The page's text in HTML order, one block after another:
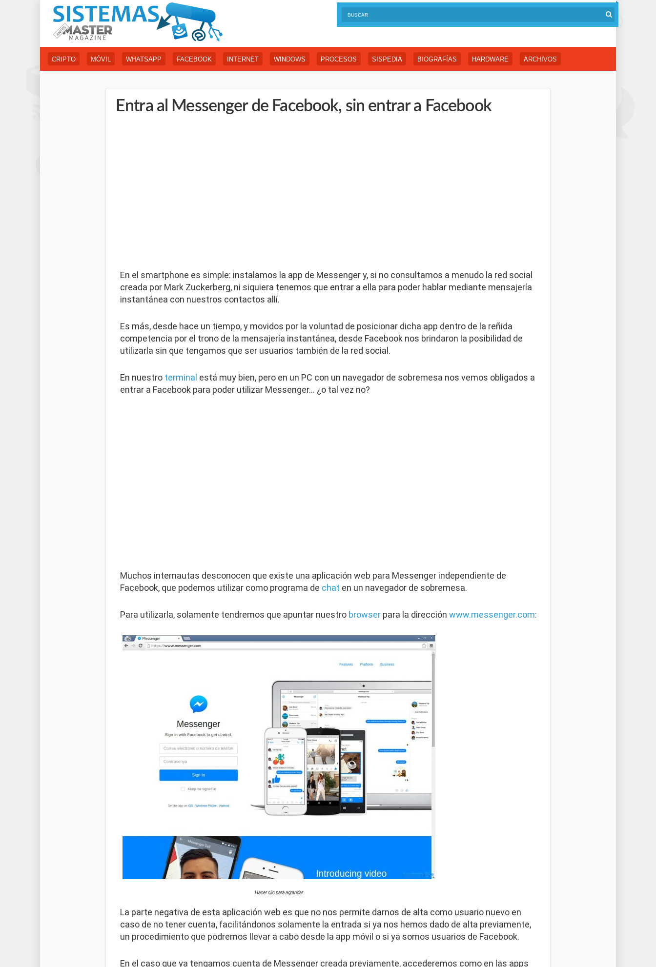
CRIPTO MÓVIL WHATSAPP FACEBOOK INTERNET WINDOWS PROCESOS SISPEDIA BIOGRAFÍAS HARDWARE ARCHIVOS
Entra al Messenger de Facebook, sin entrar a Facebook
En el smartphone es simple: instalamos la app de Messenger y, si no consultamos a menudo la red social
creada por Mark Zuckerberg, ni siquiera tenemos que entrar a ella para poder hablar mediante mensajería
instantánea con nuestros contactos allí.
Es más, desde hace un tiempo, y movidos por la voluntad de posicionar dicha app dentro de la reñida
competencia por el trono de la mensajería instantánea, desde Facebook nos brindaron la posibilidad de
utilizarla sin que tengamos que ser usuarios también de la red social.
En nuestro terminal está muy bien, pero en un PC con un navegador de sobremesa nos vemos obligados a
entrar a Facebook para poder utilizar Messenger… ¿o tal vez no?
Muchos internautas desconocen que existe una aplicación web para Messenger independiente de
Facebook, que podemos utilizar como programa de chat en un navegador de sobremesa.
Para utilizarla, solamente tendremos que apuntar nuestro browserpara la dirección www.messenger.com:
Hacer clic para agrandar
La parte negativa de esta aplicación web es que no nos permite darnos de alta como usuario nuevo en
caso de no tener cuenta, facilitándonos solamente la entrada si ya nos hemos dado de alta previamente,
un procedimiento que podremos llevar a cabo desde la app móvil o si ya somos usuarios de Facebook.
En el caso que ya tengamos cuenta de Messenger creada previamente, accederemos como en las apps